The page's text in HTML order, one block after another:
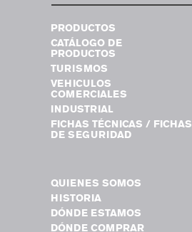
PRODUCTOS
CATÁLOGO DE
PRODUCTOS
TURISMOS
VEHICULOS
COMERCIALES
INDUSTRIAL
FICHAS TÉCNICAS / FICHAS
DE SEGURIDAD
QUIENES SOMOS
HISTORIA
DÓNDE ESTAMOS
DÓNDE COMPRAR